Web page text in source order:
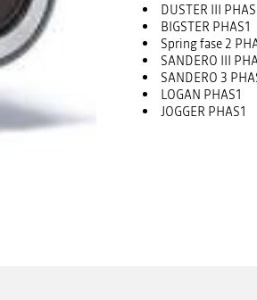
DUSTER III
BIGSTER PHAS1
Spring fase 2
SANDERO III
SANDERO 3
LOGAN PHAS1
JOGGER PHAS1